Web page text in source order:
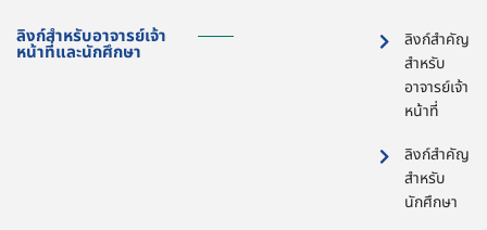
ลิงก์สำหรับอาจารย์เจ้า
หน้าที่และนักศึกษา
ลิงก์สำคัญ
สำหรับ
อาจารย์เจ้า
หน้าที่
ลิงก์สำคัญ
สำหรับ
นักศึกษา